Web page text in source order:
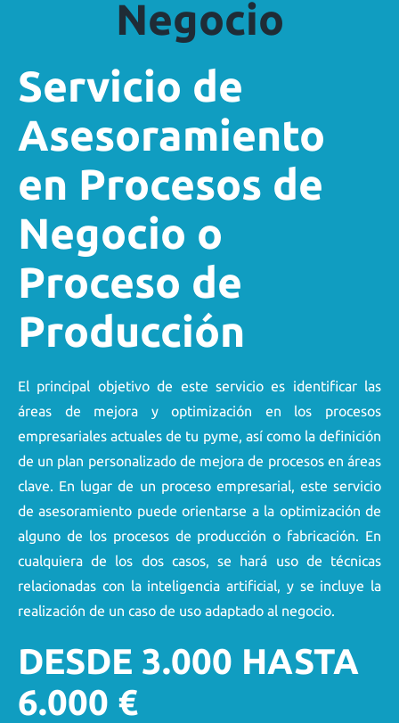
Negocio
Servicio de
Asesoramiento
en Procesos de
Negocio o
Proceso de
Producción
El principal objetivo de este servicio es identificar las
áreas de mejora y optimización en los procesos
empresariales actuales de tu pyme, así como la definición
de un plan personalizado de mejora de procesos en áreas
clave. En lugar de un proceso empresarial, este servicio
de asesoramiento puede orientarse a la optimización de
alguno de los procesos de producción o fabricación. En
cualquiera de los dos casos, se hará uso de técnicas
relacionadas con la inteligencia artificial, y se incluye la
realización de un caso de uso adaptado al negocio.
DESDE 3.000 HASTA
6.000 €